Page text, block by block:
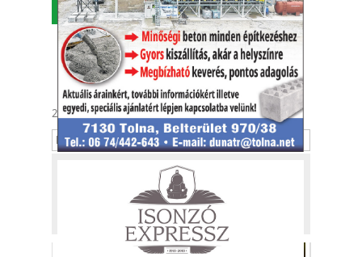
MENÜ
2026. augusztus 9. Emőd
Kafi Bt.
más tevékenységét is!
Búcsút